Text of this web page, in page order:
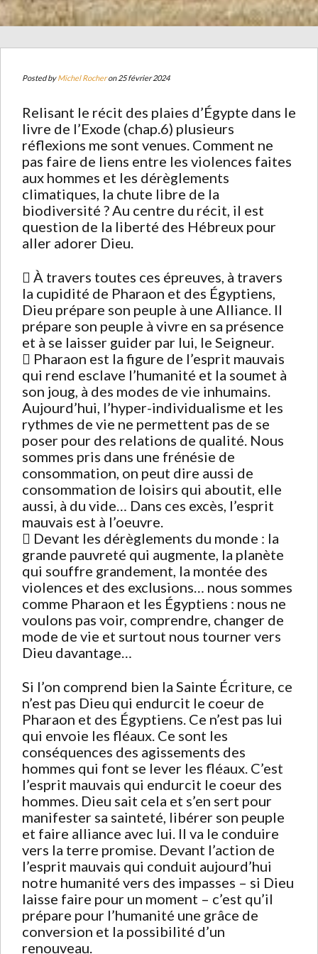
Posted byMichel Rocheron 25 février 2024
Relisant le récit des plaies d’Égypte dans le
livre de l’Exode (chap.6) plusieurs
réflexions me sont venues. Comment ne
pas faire de liens entre les violences faites
aux hommes et les dérèglements
climatiques, la chute libre de la
biodiversité ? Au centre du récit, il est
question de la liberté des Hébreux pour
aller adorer Dieu.
 À travers toutes ces épreuves, à travers
la cupidité de Pharaon et des Égyptiens,
Dieu prépare son peuple à une Alliance. Il
prépare son peuple à vivre en sa présence
et à se laisser guider par lui, le Seigneur.
 Pharaon est la figure de l’esprit mauvais
qui rend esclave l’humanité et la soumet à
son joug, à des modes de vie inhumains.
Aujourd’hui, l’hyper-individualisme et les
rythmes de vie ne permettent pas de se
poser pour des relations de qualité. Nous
sommes pris dans une frénésie de
consommation, on peut dire aussi de
consommation de loisirs qui aboutit, elle
aussi, à du vide… Dans ces excès, l’esprit
mauvais est à l’oeuvre.
 Devant les dérèglements du monde : la
grande pauvreté qui augmente, la planète
qui souffre grandement, la montée des
violences et des exclusions… nous sommes
comme Pharaon et les Égyptiens : nous ne
voulons pas voir, comprendre, changer de
mode de vie et surtout nous tourner vers
Dieu davantage…
Si l’on comprend bien la Sainte Écriture, ce
n’est pas Dieu qui endurcit le coeur de
Pharaon et des Égyptiens. Ce n’est pas lui
qui envoie les fléaux. Ce sont les
conséquences des agissements des
hommes qui font se lever les fléaux. C’est
l’esprit mauvais qui endurcit le coeur des
hommes. Dieu sait cela et s’en sert pour
manifester sa sainteté, libérer son peuple
et faire alliance avec lui. Il va le conduire
vers la terre promise. Devant l’action de
l’esprit mauvais qui conduit aujourd’hui
notre humanité vers des impasses – si Dieu
laisse faire pour un moment – c’est qu’il
prépare pour l’humanité une grâce de
conversion et la possibilité d’un
renouveau.